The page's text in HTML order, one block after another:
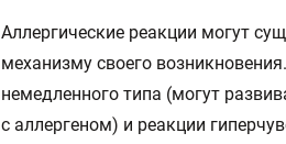
Аллергические реакции могут
механизму своего
немедленного типа (могут
с аллергеном) и реакции